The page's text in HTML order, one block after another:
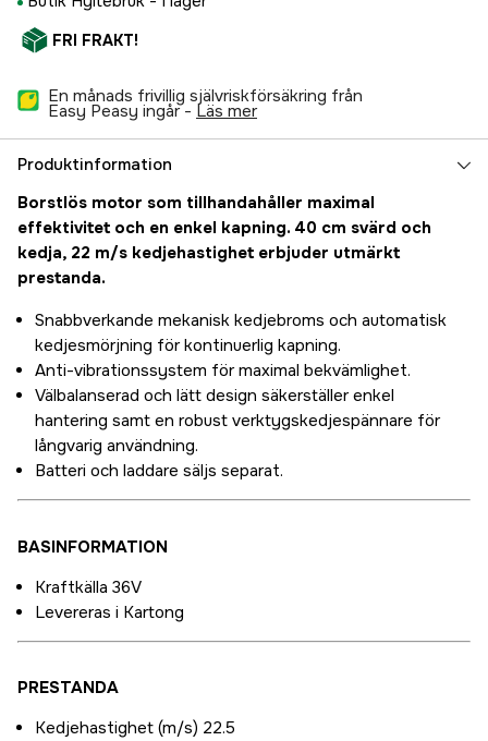
FRI FRAKT!
En månads frivillig självriskförsäkring från
Easy Peasy ingår - läs mer
Produktinformation
Borstlös motor som tillhandahåller maximal
effektivitet och en enkel kapning. 40 cm svärd och
kedja, 22 m/s kedjehastighet erbjuder utmärkt
prestanda.
Snabbverkande mekanisk kedjebroms och automatisk
kedjesmörjning för kontinuerlig kapning.
Anti-vibrationssystem för maximal bekvämlighet.
Välbalanserad och lätt design säkerställer enkel
hantering samt en robust verktygskedjespännare för
långvarig användning.
Batteri och laddare säljs separat.
BASINFORMATION
Kraftkälla 36V
Levereras i Kartong
PRESTANDA
Kedjehastighet (m/s) 22.5